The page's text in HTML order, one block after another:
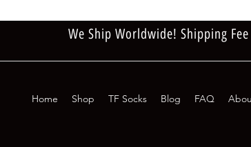
We Ship Worldwide! Shipping
Home Shop TF Socks Blog FAQ